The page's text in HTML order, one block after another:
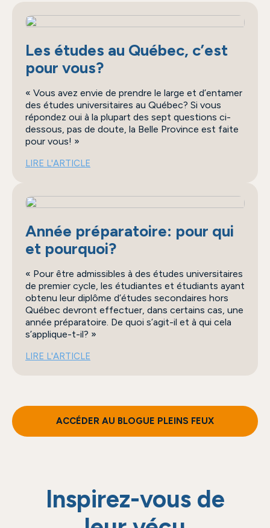
Les études au Québec, c’est
pour vous?
Vous avez envie de prendre le large et d’entamer
des études universitaires au Québec? Si vous
répondez oui à la plupart des sept questions ci-
dessous, pas de doute, la Belle Province est faite
pour vous!
LIRE L'ARTICLE
Année préparatoire: pour qui
et pourquoi?
Pour être admissibles à des études universitaires
de premier cycle, les étudiantes et étudiants ayant
obtenu leur diplôme d’études secondaires hors
Québec devront effectuer, dans certains cas, une
année préparatoire. De quoi s’agit-il et à qui cela
s’applique-t-il?
LIRE L'ARTICLE
ACCÉDER AU BLOGUE PLEINS FEUX
Inspirez-vous de